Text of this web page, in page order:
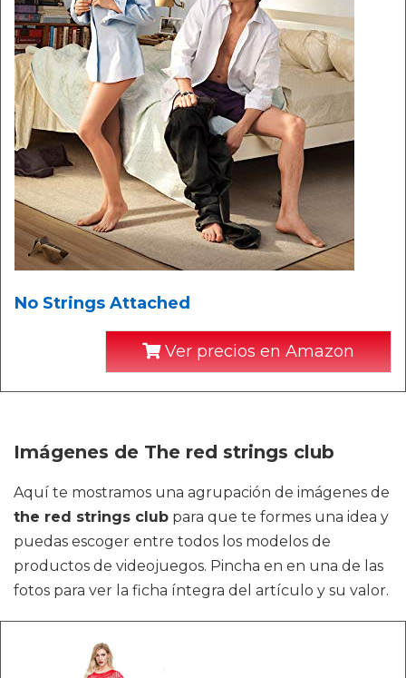
No Strings Attached
Ver precios en Amazon
Imágenes de The red strings club
Aquí te mostramos una agrupación de imágenes de
the red strings club para que te formes una idea y
puedas escoger entre todos los modelos de
productos de videojuegos. Pincha en en una de las
fotos para ver la ficha íntegra del artículo y su valor.